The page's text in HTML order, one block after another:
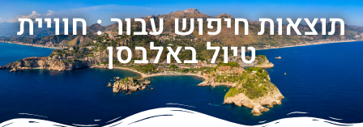
תוצאות חיפוש עבור : חוויית
טיול באלבסן